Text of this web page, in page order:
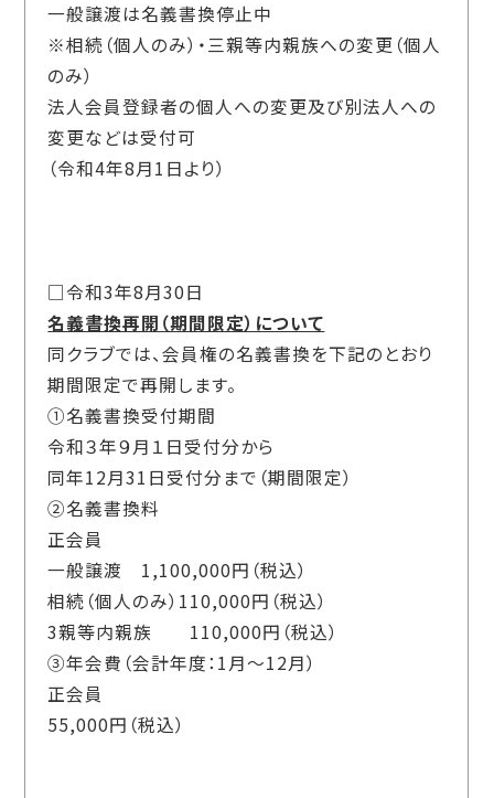
一般譲渡は名義書換停止中
※相続（個人のみ）・三親等内親族への変更（個人
のみ）
法人会員登録者の個人への変更及び別法人への
変更などは受付可
（令和4年8月1日より）
□令和3年8月30日
名義書換再開（期間限定）について
同クラブでは、会員権の名義書換を下記のとおり
期間限定で再開します。
①名義書換受付期間
令和３年９月１日受付分から
同年12月31日受付分まで（期間限定）
②名義書換料
正会員
一般譲渡 1,100,000円（税込）
相続（個人のみ）110,000円（税込）
3親等内親族 110,000円（税込）
③年会費（会計年度：1月～12月）
正会員
55,000円（税込）